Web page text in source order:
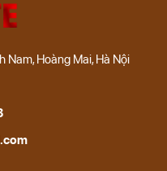
Hoàng Mai, Hà Nội